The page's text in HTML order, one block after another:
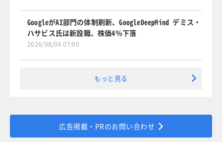
GoogleがAI部門の体制刷新、GoogleDeepMind デミス・
ハサビス氏は新設職、株価4％下落
2026/08/06 07:00
もっと見る
広告掲載・PRのお問い合わせ